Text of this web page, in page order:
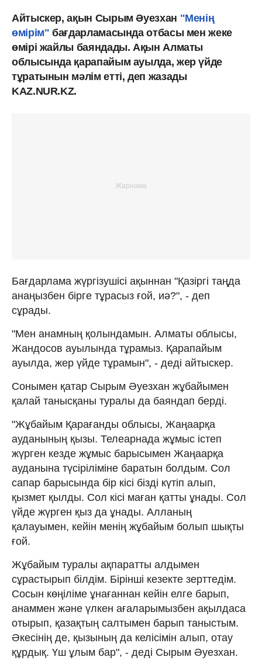
Айтыскер, ақын Сырым Әуезхан "Менің
өмірім"бағдарламасында отбасы мен жеке
өмірі жайлы баяндады. Ақын Алматы
облысында қарапайым ауылда, жер үйде
тұратынын мәлім етті, деп жазады
KAZ.NUR.KZ.
Бағдарлама жүргізушісі ақыннан "Қазіргі таңда
анаңызбен бірге тұрасыз ғой, иә?", - деп
сұрады.
"Мен анамның қолындамын. Алматы облысы,
Жандосов ауылында тұрамыз. Қарапайым
ауылда, жер үйде тұрамын", - деді айтыскер.
Сонымен қатар Сырым Әуезхан жұбайымен
қалай танысқаны туралы да баяндап берді.
"Жұбайым Қарағанды облысы, Жаңаарқа
ауданының қызы. Телеарнада жұмыс істеп
жүрген кезде жұмыс барысымен Жаңаарқа
ауданына түсіріліміне баратын болдым. Сол
сапар барысында бір кісі бізді күтіп алып,
қызмет қылды. Сол кісі маған қатты ұнады. Сол
үйде жүрген қыз да ұнады. Алланың
қалауымен, кейін менің жұбайым болып шықты
ғой.
Жұбайым туралы ақпаратты алдымен
сұрастырып білдім. Бірінші кезекте зерттедім.
Сосын көңіліме ұнағаннан кейін елге барып,
анаммен және үлкен ағаларымызбен ақылдаса
отырып, қазақтың салтымен барып таныстым.
Әкесінің де, қызының да келісімін алып, отау
құрдық. Үш ұлым бар", - деді Сырым Әуезхан.